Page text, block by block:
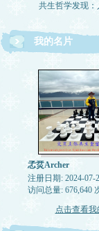
共生哲学发现
我的名片
孞烎Archer
注册日期: 2024-07-
访问总量: 676,640
点击查看